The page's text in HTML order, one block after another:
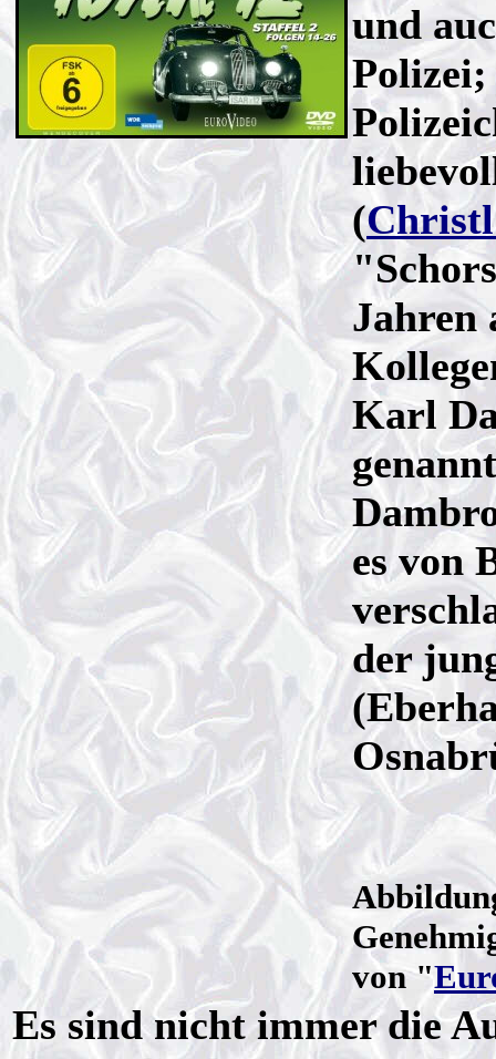
und
(
Jahren
Karl
es von
der
von "
Es sind nicht immer die